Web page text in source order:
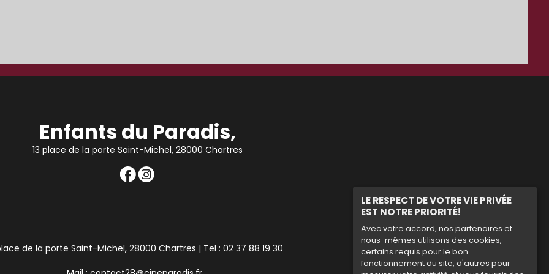
LE RESPECT DE VOTRE VIE PRIVÉE
EST NOTRE PRIORITÉ!
Avec votre accord, nos partenaires et
nous-mêmes utilisons des cookies,
certains requis pour le bon
fonctionnement du site, d'autres pour
Enfants du Paradis,
13 place de la porte Saint-Michel, 28000 Chartres
de la porte Saint-Michel, 28000 Chartres | Tel : 02 37 88 19 30